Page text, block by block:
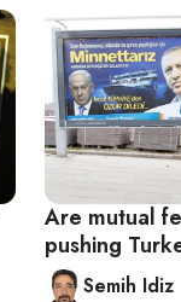
Are mutual
pushing
Semih Idiz